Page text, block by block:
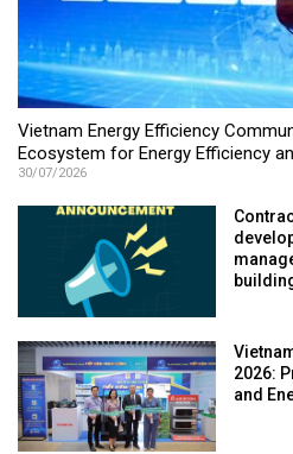
Vietnam Energy Efficiency
Ecosystem for Energy Efficiency
30/07/2026
2026:
and